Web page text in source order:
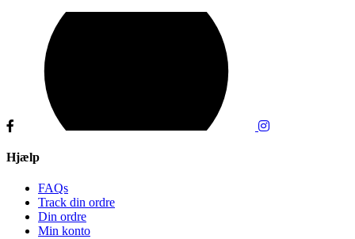
Hjælp
FAQs
Track din ordre
Din ordre
Min konto